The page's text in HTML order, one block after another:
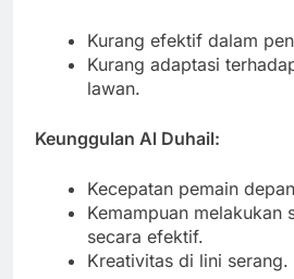
Kurang efektif dalam
Kurang adaptasi
lawan.
Keunggulan Al Duhail:
Kecepatan pemain
Kemampuan melakukan
secara efektif.
Kreativitas di lini serang.